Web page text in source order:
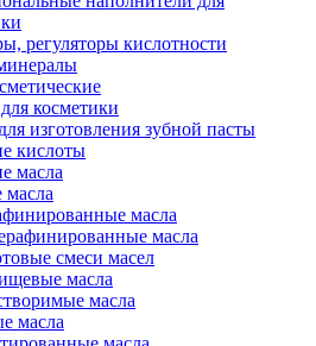
регуляторы кислотности
косметики
изготовления зубной пасты
кислоты
масла
масла
масла
масла
смеси масел
масла
масла
масла